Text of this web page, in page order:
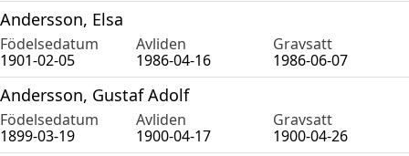
Andersson, Elsa
Födelsedatum Avliden
Gravsatt
1901-02-05
1986-04-16 1986-06-07
Andersson, Gustaf Adolf
Födelsedatum Avliden
Gravsatt
1899-03-19
1900-04-17 1900-04-26